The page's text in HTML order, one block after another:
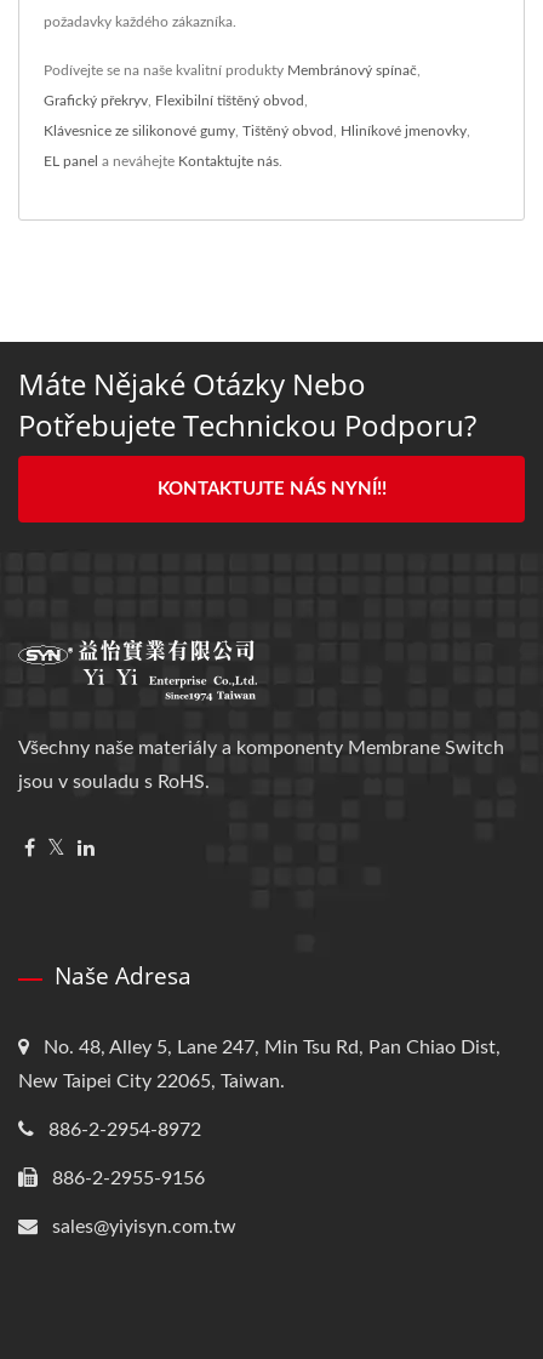
požadavky každého zákazníka.
Podívejte se na naše kvalitní produkty Membránový spínač
Grafický překryv Flexibilní tištěný obvod
Klávesnice ze silikonové gumy Tištěný obvod Hliníkové jmenovky
EL panel a neváhejte Kontaktujte nás
Máte Nějaké Otázky Nebo
Potřebujete Technickou Podporu?
KONTAKTUJTE NÁS NYNÍ!!
Všechny naše materiály a komponenty Membrane Switch
jsou v souladu s RoHS.
Naše Adresa
No. 48, Alley 5, Lane 247, Min Tsu Rd, Pan Chiao Dist,
New Taipei City 22065, Taiwan.
886-2-2954-8972
886-2-2955-9156
sales@yiyisyn.com.tw